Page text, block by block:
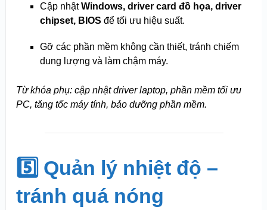
Cập nhậtWindows, driver card đồ họa, driver
chipset, BIOS để tối ưu hiệu suất.
Gỡ các phần mềm không cần thiết, tránh chiếm
dung lượng và làm chậm máy.
Từ khóa phụ: cập nhật driver laptop, phần mềm tối ưu
PC, tăng tốc máy tính, bảo dưỡng phần mềm.
5️⃣ Quản lý nhiệt độ –
tránh quá nóng